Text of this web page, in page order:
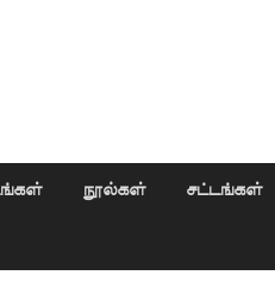
நூல்கள் சட்டங்கள்